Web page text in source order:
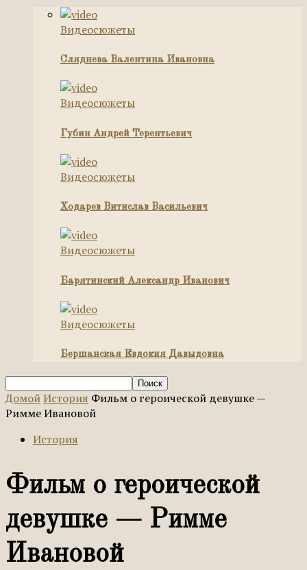
Видеосюжеты
Сляднева Валентина Ивановна
Видеосюжеты
Губин Андрей Терентьевич
Видеосюжеты
Ходарев Витислав Васильевич
Видеосюжеты
Барятинский Александр Иванович
Видеосюжеты
Бершанская Евдокия Давыдовна
ДомойИстория Фильм о героической девушке —
Римме Ивановой
История
Фильм о героической
девушке — Римме
Ивановой